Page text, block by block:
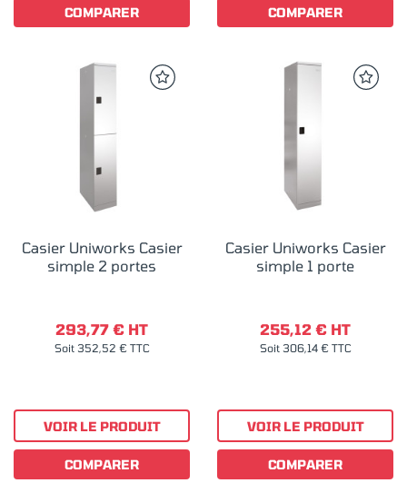
COMPARER COMPARER
Casier Uniworks Casier
simple 2 portes
293,77 € HT
Soit 352,52 € TTC
VOIR LE PRODUIT
COMPARER
Casier Uniworks Casier
simple 1 porte
255,12 € HT
Soit 306,14 € TTC
VOIR LE PRODUIT
COMPARER